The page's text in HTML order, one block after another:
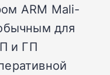
ARM Mali-
для
и ГП